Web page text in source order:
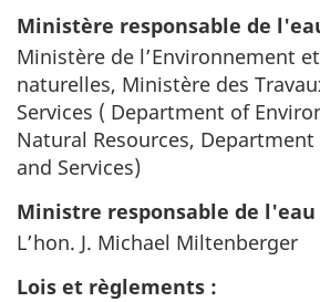
Ministère responsable de
Ministère de l’Environnement
naturelles, Ministère des
Services ( Department of
Natural Resources,
and Services)
Ministre responsable de l'eau
L’hon. J. Michael Miltenberger
Lois et règlements :